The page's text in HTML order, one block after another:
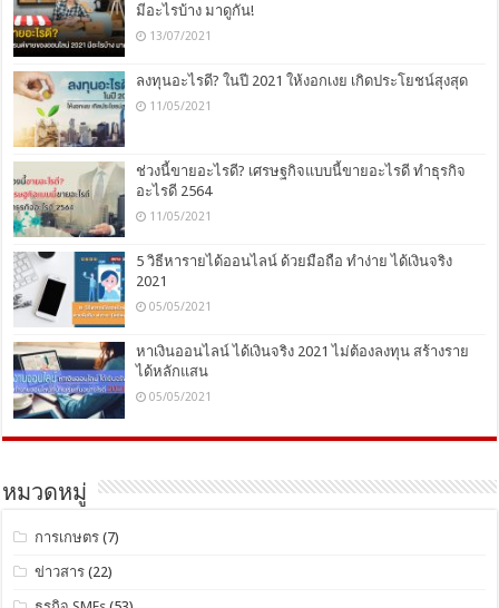
มีอะไรบ้าง มาดูกัน!
13/07/2021
ลงทุนอะไรดี? ในปี 2021 ให้งอกเงย เกิดประโยชน์สุงสุด
11/05/2021
ช่วงนี้ขายอะไรดี? เศรษฐกิจแบบนี้ขายอะไรดี ทำธุรกิจ
อะไรดี 2564
11/05/2021
5 วิธีหารายได้ออนไลน์ ด้วยมือถือ ทำง่าย ได้เงินจริง
2021
05/05/2021
หาเงินออนไลน์ ได้เงินจริง 2021 ไม่ต้องลงทุน สร้างราย
ได้หลักแสน
05/05/2021
หมวดหมู่
การเกษตร (7)
ข่าวสาร (22)